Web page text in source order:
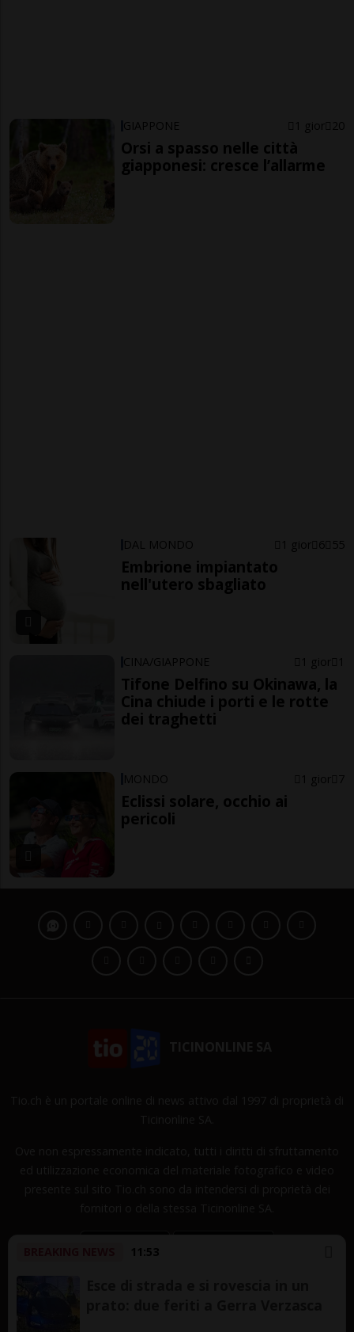
11:53
GIAPPONE 1 gior 20
Orsi a spasso nelle città
giapponesi: cresce l’allarme
DAL MONDO 1 gior 6 55
Embrione impiantato
nell'utero sbagliato
CINA/GIAPPONE 1 gior 1
Tifone Delfino su Okinawa, la
Cina chiude i porti e le rotte
dei traghetti
MONDO 1 gior 7
Eclissi solare, occhio ai
pericoli